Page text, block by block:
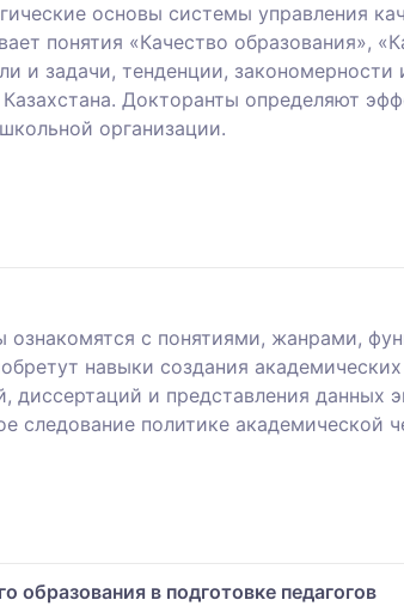
основы системы управления
понятия «Качество образования»,
и задачи, тенденции,
Докторанты определяют
организации.
ознакомятся с понятиями, жанрами,
навыки создания академических
диссертаций и представления
политике академической
в подготовке педагогов